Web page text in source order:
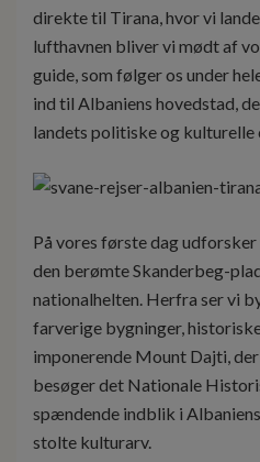
direkte til Tirana, hvor vi
lufthavnen bliver vi mødt af
guide, som følger os under
ind til Albaniens hovedstad,
landets politiske og kulturelle
På vores første dag
den berømte Skanderbeg-
nationalhelten. Herfra ser vi
farverige bygninger,
imponerende Mount Dajti,
besøger det Nationale
spændende indblik i
stolte kulturarv.